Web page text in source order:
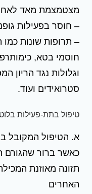
מצטמצמת מאד
– חוסר בפעילות
– תרופות שונות
חוסמי בטא,
וגלולות נגד הריון
סטרואידים ועוד.
טיפול בתת-פעילות
א. הטיפול המקובל
כאשר ברור שהגורם
תזונה מאוזנת
האחרים